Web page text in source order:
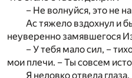
– Не волнуйся, это не
Ас тяжело вздохнул и
неуверенно замявшегося
– У тебя мало сил, –
мои плечи. – Ты совсем
Я неловко отвела глаза.